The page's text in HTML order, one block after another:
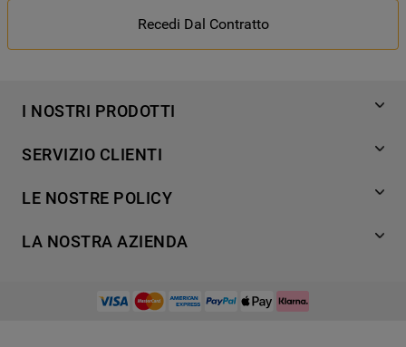
Recedi Dal Contratto
I NOSTRI PRODOTTI
Refrigerazione
Cottura
Aria condizionata
SERVIZIO CLIENTI
Supporto
Contatti
Service locator
LE NOSTRE POLICY
Cookie Policy
Etichette energetiche e schede prodotto
LA NOSTRA AZIENDA
Lavora con noi